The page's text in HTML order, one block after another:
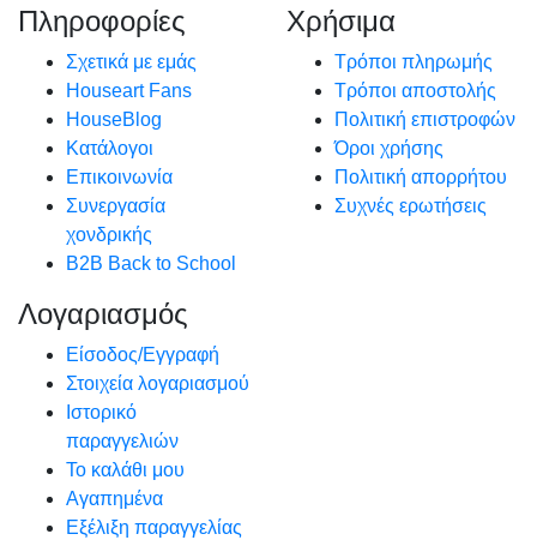
Πληροφορίες
Σχετικά με εμάς
Houseart Fans
HouseBlog
Κατάλογοι
Επικοινωνία
Συνεργασία
χονδρικής
B2B Back to School
Χρήσιμα
Τρόποι πληρωμής
Τρόποι αποστολής
Πολιτική επιστροφών
Όροι χρήσης
Πολιτική απορρήτου
Συχνές ερωτήσεις
Λογαριασμός
Είσοδος/Εγγραφή
Στοιχεία λογαριασμού
Ιστορικό
παραγγελιών
Το καλάθι μου
Αγαπημένα
Εξέλιξη παραγγελίας